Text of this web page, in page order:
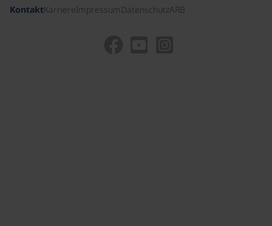
KontaktKarriereImpressum DatenschutzARB